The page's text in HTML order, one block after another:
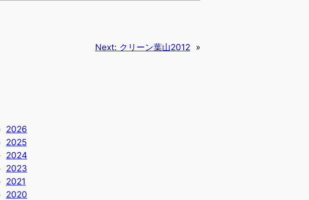
Next: クリーン葉山2012 »
2026
2025
2024
2023
2021
2020